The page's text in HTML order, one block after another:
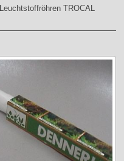
Leuchtstoffröhren TROCAL